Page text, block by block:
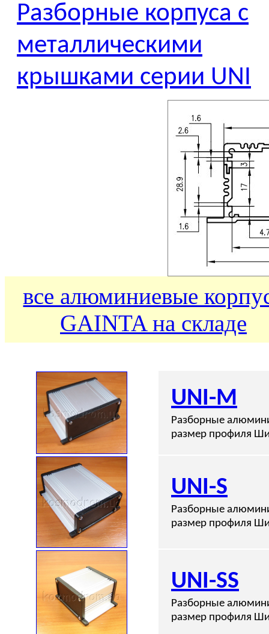
Разборные корпуса с
металлическими
крышками серии UNI
все алюминиевые
GAINTA на складе
UNI-M
Разборные
размер профиля
UNI-S
Разборные
размер профиля
UNI-SS
Разборные
размер профиля